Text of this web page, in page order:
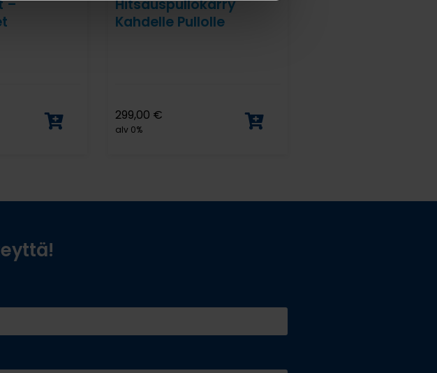
–
Hitsauspullokärry
Kahdelle Pullolle
299,00 €
alv 0%